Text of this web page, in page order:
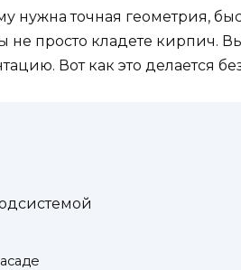
нужна точная геометрия,
просто кладете кирпич.
Вот как это делается